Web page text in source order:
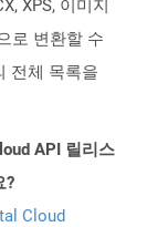
XPS, 이미지
로 변환할 수
전체 목록을
API 릴리스
?
Cloud